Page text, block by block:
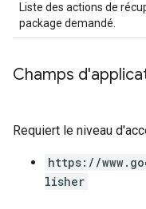
Liste des actions de
package demandé.
Champs
Requiert le niveau
https://
lisher